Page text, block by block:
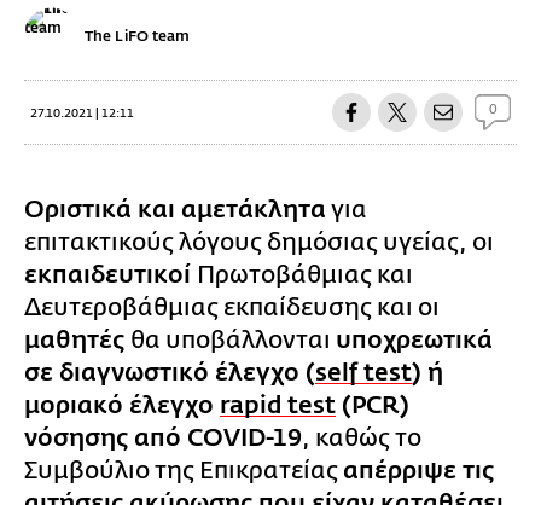
The LiFO team
27.10.2021 | 12:11 0
Οριστικά και αμετάκλητα για
επιτακτικούς λόγους δημόσιας υγείας, οι
εκπαιδευτικοί Πρωτοβάθμιας και
Δευτεροβάθμιας εκπαίδευσης και οι
μαθητές θα υποβάλλονται υποχρεωτικά
σε διαγνωστικό έλεγχο (self test) ή
μοριακό έλεγχο rapid test (PCR)
νόσησης από COVID-19, καθώς το
Συμβούλιο της Επικρατείας απέρριψε τις